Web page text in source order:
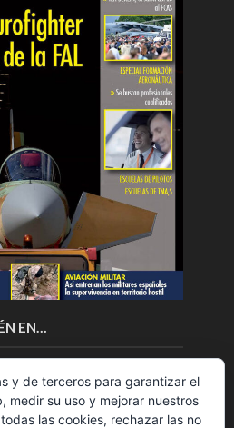
EN…
y de terceros para garantizar el
medir su uso y mejorar nuestros
las cookies, rechazar las no